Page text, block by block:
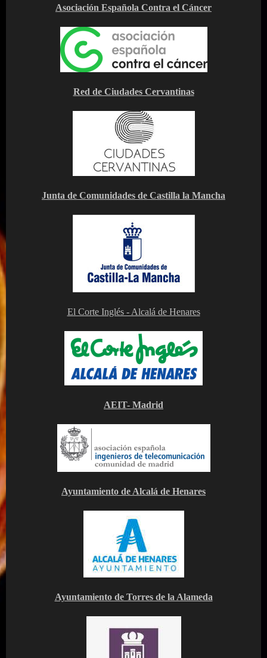
Asociación Española Contra el Cáncer
Red de Ciudades Cervantinas
Junta de Comunidades de Castilla la Mancha
El Corte Inglés - Alcalá de Henares
AEIT- Madrid
Ayuntamiento de Alcalá de Henares
Ayuntamiento de Torres de la Alameda